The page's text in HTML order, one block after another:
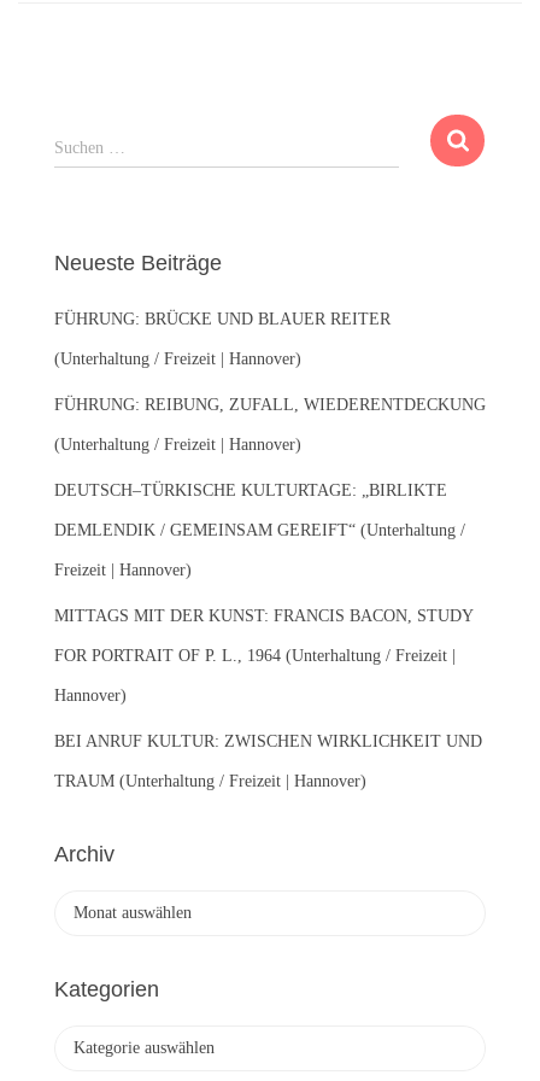
S
u
n
a
c
:
Suchen …
Neueste Beiträge
FÜHRUNG: BRÜCKE UND BLAUER REITER
(Unterhaltung / Freizeit | Hannover)
FÜHRUNG: REIBUNG, ZUFALL, WIEDERENTDECKUNG
(Unterhaltung / Freizeit | Hannover)
DEUTSCH–TÜRKISCHE KULTURTAGE: „BIRLIKTE
DEMLENDIK / GEMEINSAM GEREIFT“ (Unterhaltung /
Freizeit | Hannover)
MITTAGS MIT DER KUNST: FRANCIS BACON, STUDY
FOR PORTRAIT OF P. L., 1964 (Unterhaltung / Freizeit |
Hannover)
BEI ANRUF KULTUR: ZWISCHEN WIRKLICHKEIT UND
TRAUM (Unterhaltung / Freizeit | Hannover)
Archiv
h
Kategorien